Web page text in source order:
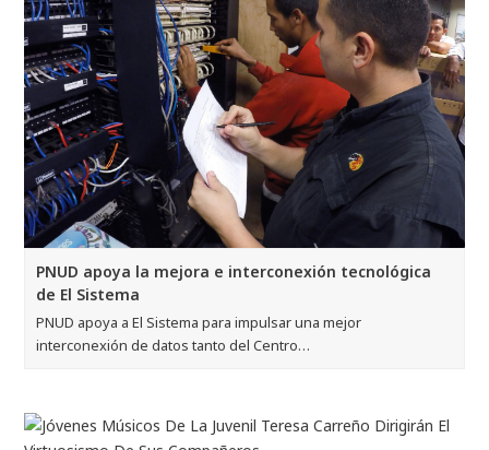
PNUD apoya la mejora e interconexión tecnológica
de El Sistema
PNUD apoya a El Sistema para impulsar una mejor
interconexión de datos tanto del Centro…